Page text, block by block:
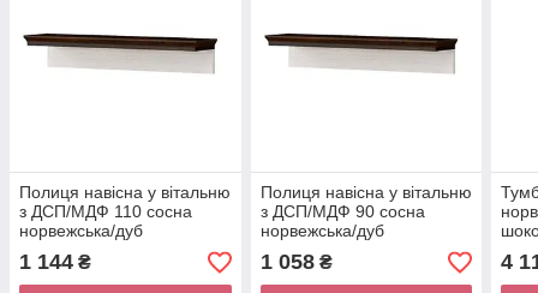
Полиця навісна у вітальню
з ДСП/МДФ 110 сосна
норвежська/дуб
шоколадний Лавенда ВМВ
Холдінг
1 144 ₴
Полиця навісна у вітальню
з ДСП/МДФ 90 сосна
норвежська/дуб
шоколадний Лавенда ВМВ
Холдінг
1 058₴ 4